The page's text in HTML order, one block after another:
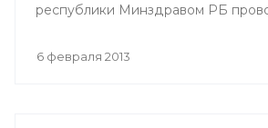
республики Минздравом РБ
конференция «Перспективы
6 февраля 2013